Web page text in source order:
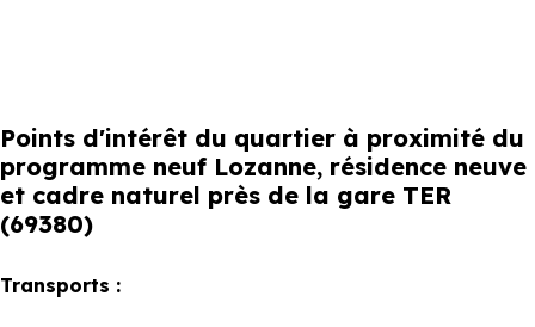
Points d'intérêt du quartier à proximité du
programme neuf Lozanne, résidence neuve
et cadre naturel près de la gare TER
(69380)
Transports :